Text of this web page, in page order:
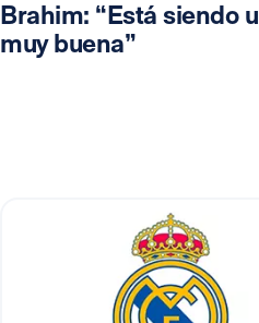
Brahim: “Está siendo
muy buena”